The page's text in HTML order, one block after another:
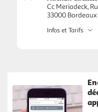
Cc Meriadeck,
33000 Bordeaux
Infos et Tarifs